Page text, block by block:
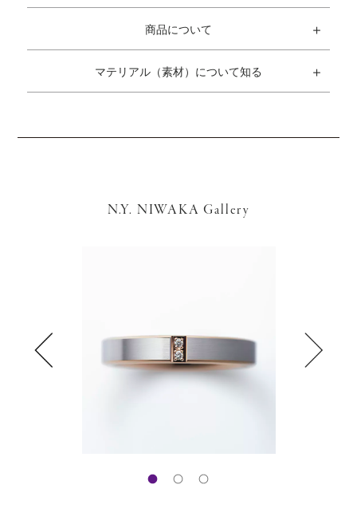
商品について
マテリアル（素材）について知る
N.Y. NIWAKA Gallery